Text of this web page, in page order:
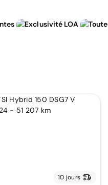
10 jours